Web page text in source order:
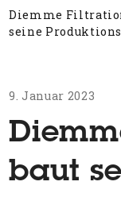
Diemme
seine
9. Januar 2023
baut